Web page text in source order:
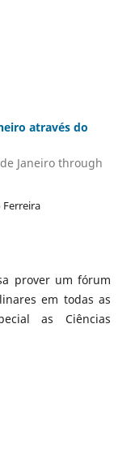
através do
Janeiro through
Ferreira
prover um fórum
em todas as
as Ciências